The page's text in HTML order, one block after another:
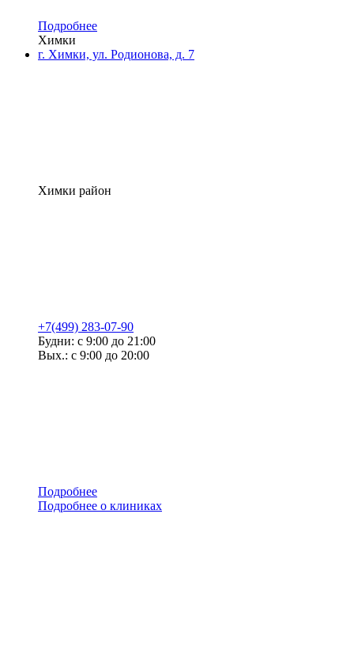
Подробнее
Химки
г. Химки, ул. Родионова, д. 7
Химки район
+7(499) 283-07-90
Будни: с 9:00 до 21:00
Вых.: с 9:00 до 20:00
Подробнее
Подробнее о клиниках